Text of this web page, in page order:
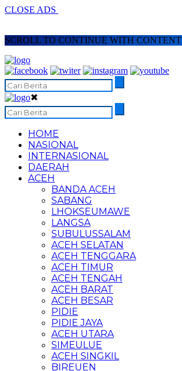
CLOSE ADS
SCROLL TO CONTINUE WITH CONTENT
✖
HOME
NASIONAL
INTERNASIONAL
DAERAH
ACEH
BANDA ACEH
SABANG
LHOKSEUMAWE
LANGSA
SUBULUSSALAM
ACEH SELATAN
ACEH TENGGARA
ACEH TIMUR
ACEH TENGAH
ACEH BARAT
ACEH BESAR
PIDIE
PIDIE JAYA
ACEH UTARA
SIMEULUE
ACEH SINGKIL
BIREUEN